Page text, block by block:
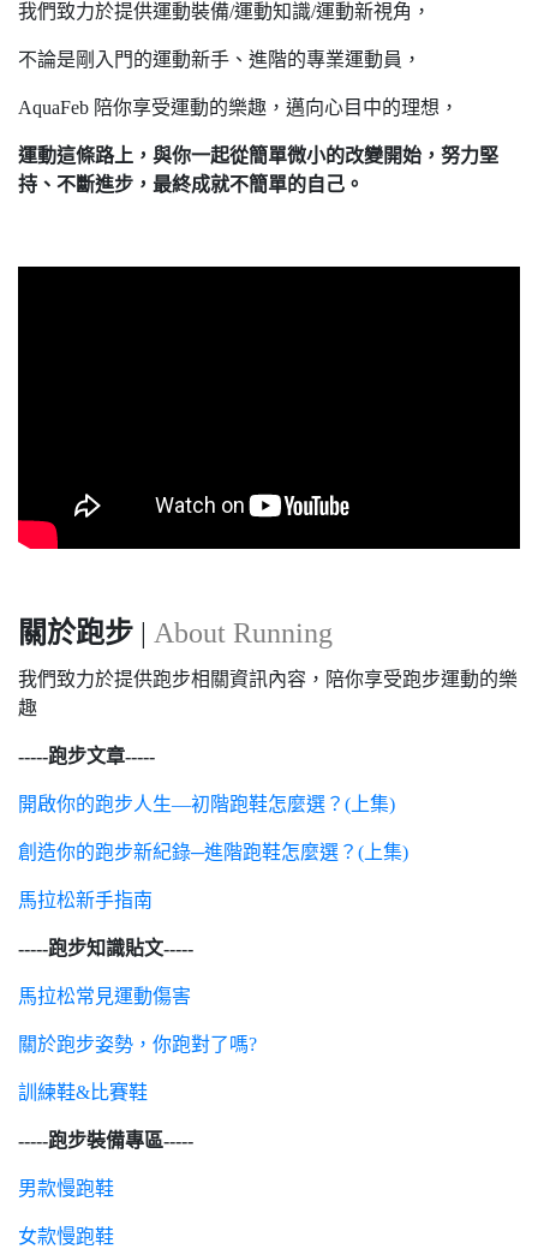
我們致力於提供運動裝備/運動知識/運動新視角，
不論是剛入門的運動新手、進階的專業運動員，
AquaFeb 陪你享受運動的樂趣，邁向心目中的理想，
運動這條路上，與你一起從簡單微小的改變開始，努力堅
持、不斷進步，最終成就不簡單的自己。
關於跑步 | About Running
我們致力於提供跑步相關資訊內容，陪你享受跑步運動的樂
趣
-----跑步文章-----
開啟你的跑步人生—初階跑鞋怎麼選？(上集)
創造你的跑步新紀錄─進階跑鞋怎麼選？(上集)
馬拉松新手指南
-----跑步知識貼文-----
馬拉松常見運動傷害
關於跑步姿勢，你跑對了嗎?
訓練鞋&比賽鞋
-----跑步裝備專區-----
男款慢跑鞋
女款慢跑鞋